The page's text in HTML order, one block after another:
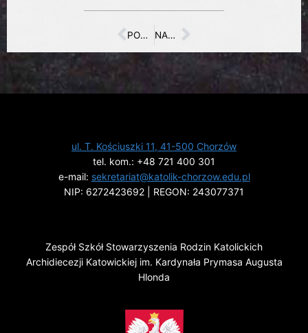
POPRZEDNI NASTĘPNY
ul. T. Kościuszki 11, 41-500 Chorzów
tel. kom.: +48 721 400 301
e-mail: sekretariat@katolik-chorzow.edu.pl
NIP: 6272423692 | REGON: 243077371
Zespół Szkół Stowarzyszenia Rodzin Katolickich
Archidiecezji Katowickiej im. Kardynała Prymasa Augusta
Hlonda